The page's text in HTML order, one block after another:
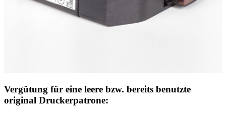
Vergütung für eine leere bzw. bereits benutzte
original Druckerpatrone: